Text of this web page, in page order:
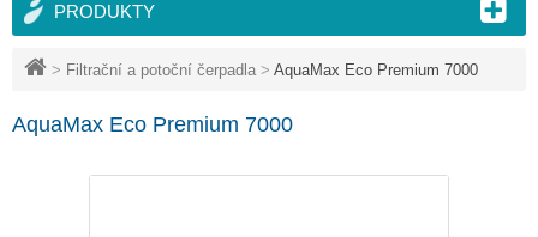
> Filtrační a potoční čerpadla > AquaMax Eco Premium 7000
AquaMax Eco Premium 7000
PRODUKTY